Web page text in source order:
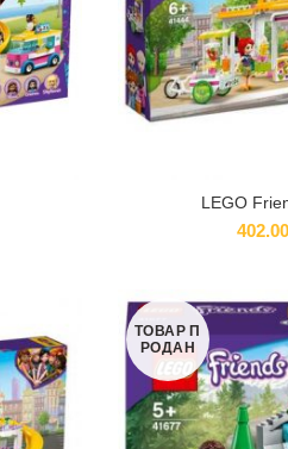
LEGO
ТОВАР П
РОДАН